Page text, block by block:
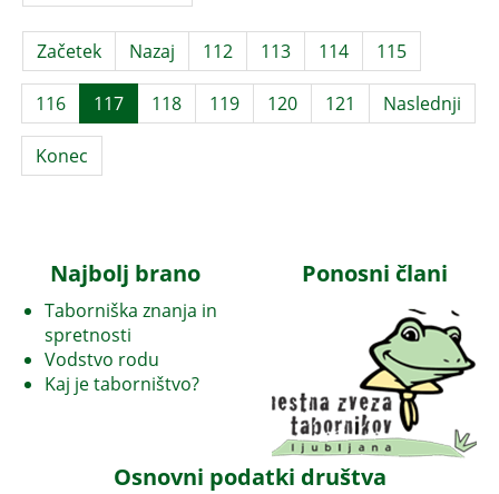
Začetek Nazaj 112 113 114 115
116 117 118 119 120 121 Naslednji
Konec
Najbolj brano
Taborniška znanja in
spretnosti
Vodstvo rodu
Kaj je taborništvo?
Ponosni člani
Osnovni podatki društva